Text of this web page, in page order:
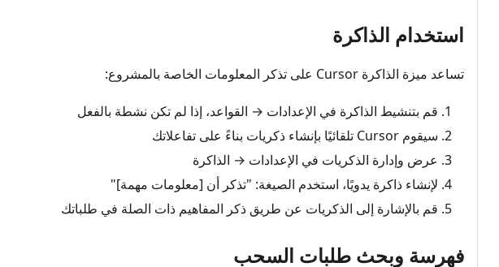
استخدام الذاكرة
تساعد ميزة الذاكرة Cursor على تذكر المعلومات الخاصة بالمشروع:
قم بتنشيط الذاكرة في الإعدادات → القواعد، إذا لم تكن نشطة بالفعل
سيقوم Cursor تلقائيًا بإنشاء ذكريات بناءً على تفاعلاتك
عرض وإدارة الذكريات في الإعدادات → الذاكرة
لإنشاء ذاكرة يدويًا، استخدم الصيغة: "تذكر أن [معلومات مهمة]"
قم بالإشارة إلى الذكريات عن طريق ذكر المفاهيم ذات الصلة في طلباتك
فهرسة وبحث طلبات السحب